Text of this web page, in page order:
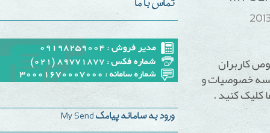
و
کنید .
تماس با ما
ورود به سامانه پیامک My Send